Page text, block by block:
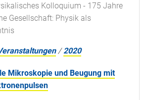
Kolloquium - 175 Jahre
Gesellschaft: Physik als
/2020
Mikroskopie und Beugung mit